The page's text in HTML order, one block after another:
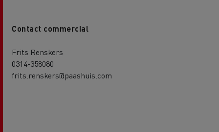
Contact commercial
Frits Renskers
0314-358080
frits.renskers@paashuis.com